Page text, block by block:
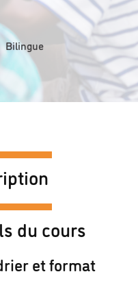
Bilingue
du cours
et format